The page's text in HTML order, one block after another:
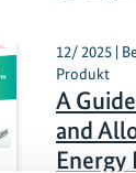
12/ 2025 |
Produkt
A
and
Energy